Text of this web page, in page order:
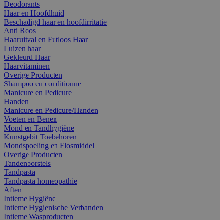
Deodorants
Haar en Hoofdhuid
Beschadigd haar en hoofdirritatie
Anti Roos
Haaruitval en Futloos Haar
Luizen haar
Gekleurd Haar
Haarvitaminen
Overige Producten
Shampoo en conditionner
Manicure en Pedicure
Handen
Manicure en Pedicure/Handen
Voeten en Benen
Mond en Tandhygiëne
Kunstgebit Toebehoren
Mondspoeling en Flosmiddel
Overige Producten
Tandenborstels
Tandpasta
Tandpasta homeopathie
Aften
Intieme Hygiëne
Intieme Hygienische Verbanden
Intieme Wasproducten